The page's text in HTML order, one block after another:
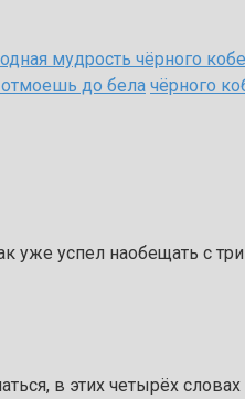
мудрость чёрного
до бела чёрного
уже успел наобещать с
в этих четырёх